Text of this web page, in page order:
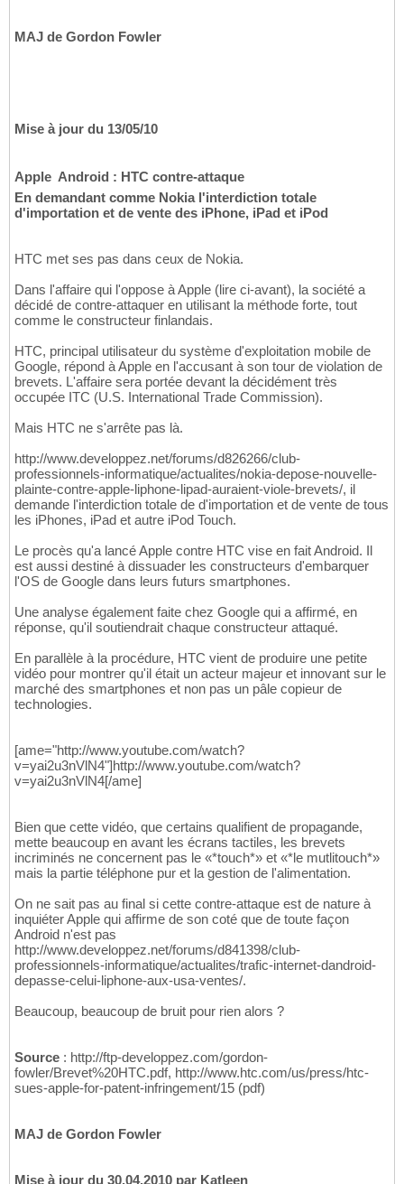
MAJ de Gordon Fowler
Mise à jour du 13/05/10
Apple  Android : HTC contre-attaque
En demandant comme Nokia l'interdiction totale
d'importation et de vente des iPhone, iPad et iPod
HTC met ses pas dans ceux de Nokia.
Dans l'affaire qui l'oppose à Apple (lire ci-avant), la société a
décidé de contre-attaquer en utilisant la méthode forte, tout
comme le constructeur finlandais.
HTC, principal utilisateur du système d'exploitation mobile de
Google, répond à Apple en l'accusant à son tour de violation de
brevets. L'affaire sera portée devant la décidément très
occupée ITC (U.S. International Trade Commission).
Mais HTC ne s'arrête pas là.
http://www.developpez.net/forums/d826266/club-
professionnels-informatique/actualites/nokia-depose-nouvelle-
plainte-contre-apple-liphone-lipad-auraient-viole-brevets/, il
demande l'interdiction totale de d'importation et de vente de tous
les iPhones, iPad et autre iPod Touch.
Le procès qu'a lancé Apple contre HTC vise en fait Android. Il
est aussi destiné à dissuader les constructeurs d'embarquer
l'OS de Google dans leurs futurs smartphones.
Une analyse également faite chez Google qui a affirmé, en
réponse, qu'il soutiendrait chaque constructeur attaqué.
En parallèle à la procédure, HTC vient de produire une petite
vidéo pour montrer qu'il était un acteur majeur et innovant sur le
marché des smartphones et non pas un pâle copieur de
technologies.
[ame="http://www.youtube.com/watch?
v=yai2u3nVlN4"]http://www.youtube.com/watch?
v=yai2u3nVlN4[/ame]
Bien que cette vidéo, que certains qualifient de propagande,
mette beaucoup en avant les écrans tactiles, les brevets
incriminés ne concernent pas le «*touch*» et «*le mutlitouch*»
mais la partie téléphone pur et la gestion de l'alimentation.
On ne sait pas au final si cette contre-attaque est de nature à
inquiéter Apple qui affirme de son coté que de toute façon
Android n'est pas
http://www.developpez.net/forums/d841398/club-
professionnels-informatique/actualites/trafic-internet-dandroid-
depasse-celui-liphone-aux-usa-ventes/.
Beaucoup, beaucoup de bruit pour rien alors ?
Source : http://ftp-developpez.com/gordon-
fowler/Brevet%20HTC.pdf, http://www.htc.com/us/press/htc-
sues-apple-for-patent-infringement/15 (pdf)
MAJ de Gordon Fowler
Mise à jour du 30.04.2010 par Katleen